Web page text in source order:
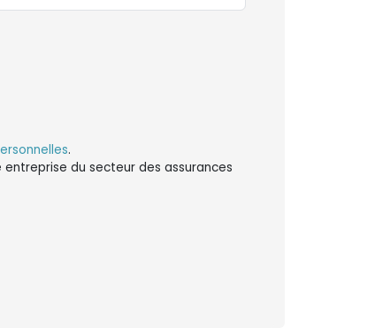
.
du secteur des assurances